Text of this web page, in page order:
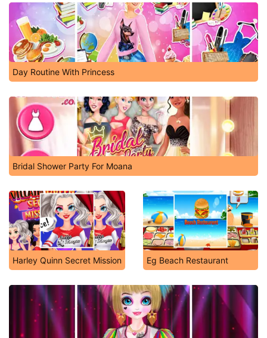
Day Routine With Princess
Bridal Shower Party For Moana
Harley Quinn Secret Mission Eg Beach Restaurant